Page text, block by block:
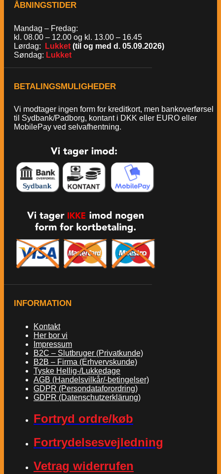
ÅBNINGSTIDER
Mandag – Fredag:
kl. 08.00 – 12.00 og kl. 13.00 – 16.45
Lørdag:
Lukket (til og med d. 05.09.2026)
Søndag: Lukket
BETALINGSMULIGHEDER
Vi modtager ingen form for kreditkort, men bankoverførsel
til Sydbank/Padborg, kontant i DKK eller EURO eller
MobilePay ved selvafhentning.
INFORMATION
Kontakt
Her bor vi
Impressum
B2C – Slutbruger (Privatkunde)
B2B – Firma (Erhvervskunde)
Tyske Hellig-/Lukkedage
AGB (Handelsvilkår/-betingelser)
GDPR (Persondataforordring)
GDPR (Datenschutzerklärung)
Fortryd ordre/køb
Fortrydelsesvejledning
Vetrag widerrufen